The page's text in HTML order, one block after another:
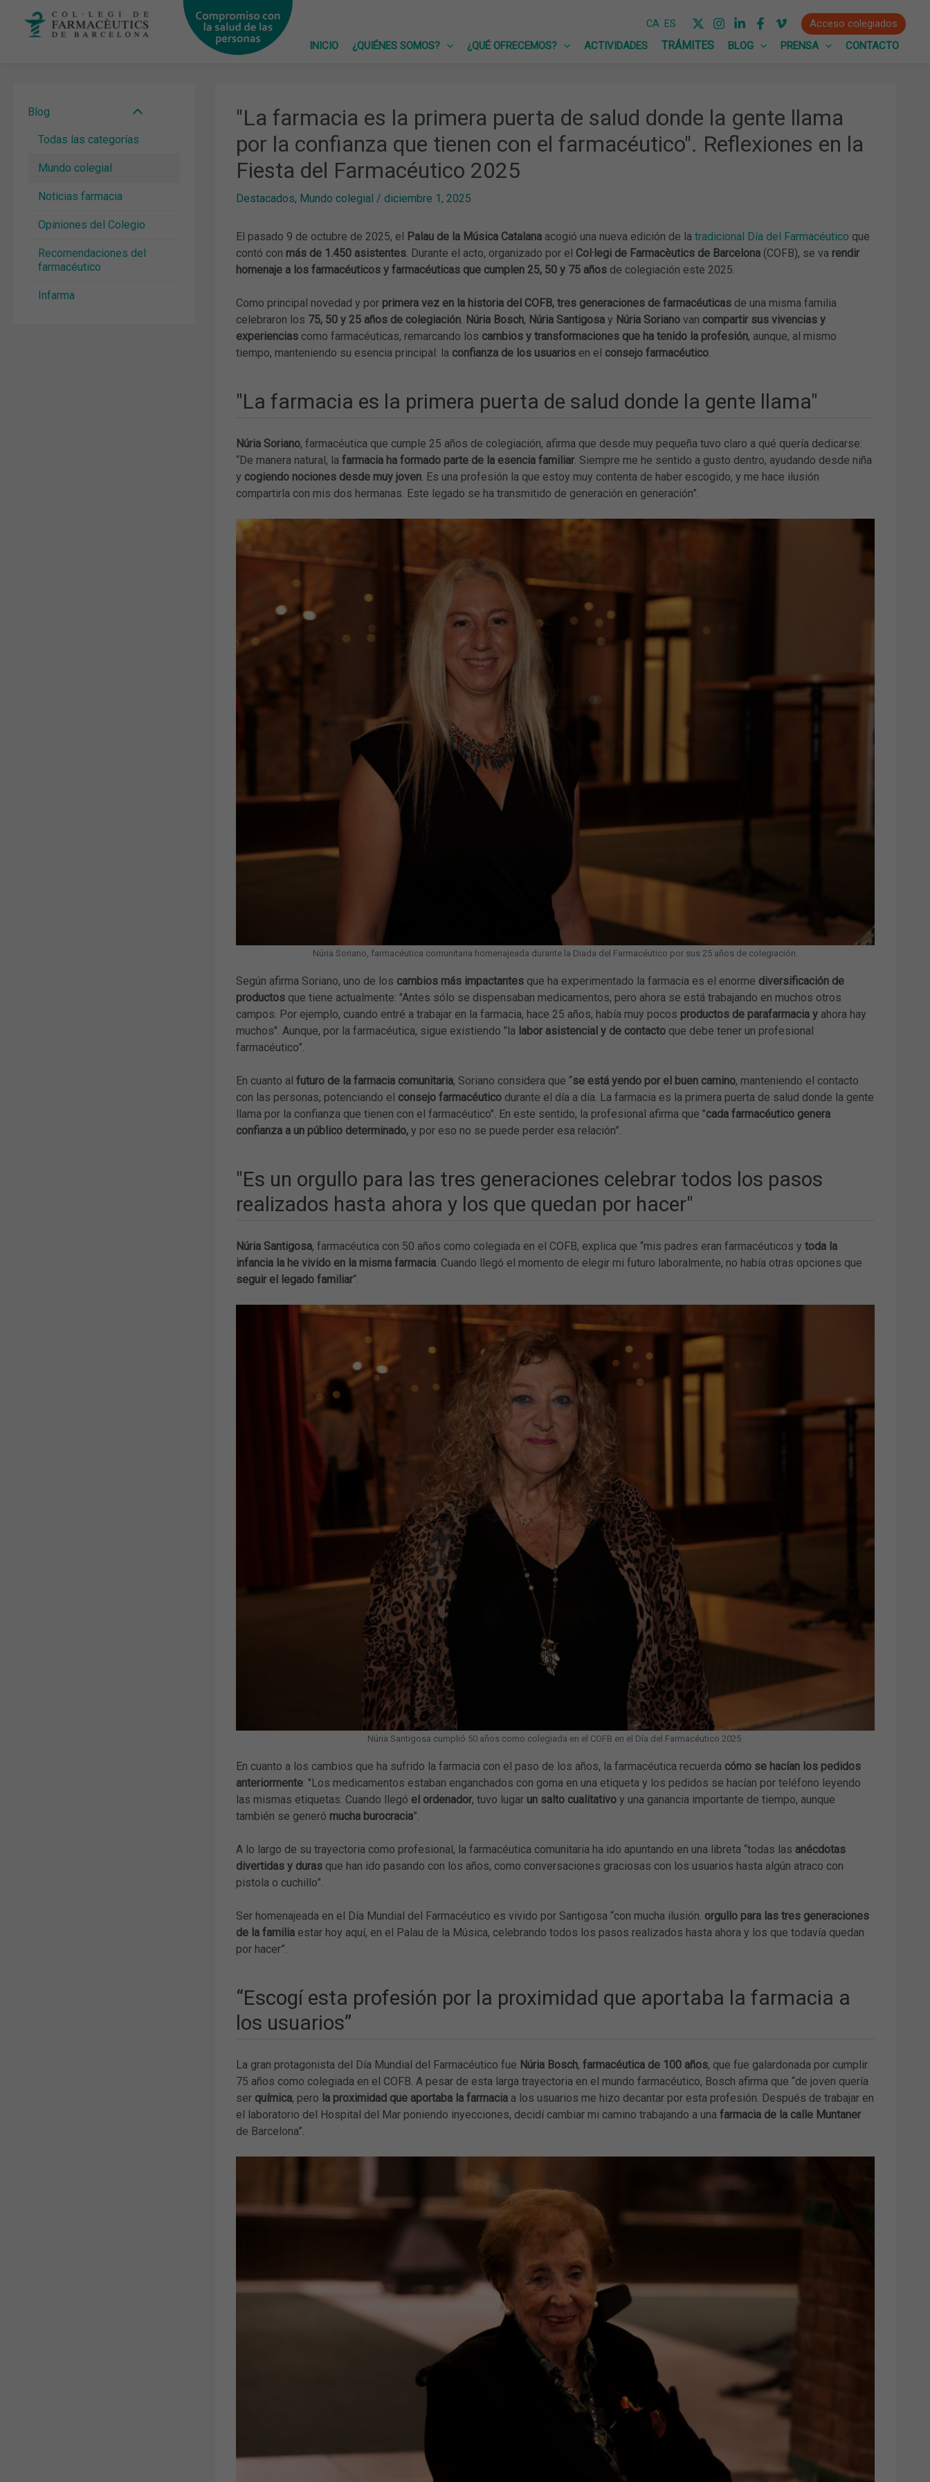
CA ES
Acceso colegiados
INICIO
¿QUIÉNES SOMOS? ¿QUÉ OFRECEMOS? ACTIVIDADES BLOG PRENSA CONTACTO
Blog
Todas las categorías
Mundo colegial
Noticias farmacia
Opiniones del Colegio
Recomendaciones del
farmacéutico
Infarma
"La farmacia es la primera puerta de salud donde la gente llama
por la confianza que tienen con el farmacéutico". Reflexiones en la
Fiesta del Farmacéutico 2025
Destacados, Mundo colegial / diciembre 1, 2025
El pasado 9 de octubre de 2025, el Palau de la Música Catalanaacogió una nueva edición de la tradicional Día del Farmacéutico que
contó con más de 1.450 asistentes. Durante el acto, organizado por el Col·legi de Farmacèutics de Barcelona (COFB), se va rendir
homenaje a los farmacéuticos y farmacéuticas que cumplen 25, 50 y 75 años de colegiación este 2025.
Como principal novedad y por primera vez en la historia del COFB, tres generaciones de farmacéuticasde una misma familia
celebraron los 75, 50 y 25 años de colegiación. Núria Bosch, Núria Santigosay Núria Soriano van compartir sus vivencias y
experiencias como farmacéuticas, remarcando los cambios y transformaciones que ha tenido la profesión, aunque, al mismo
tiempo, manteniendo su esencia principal: la confianza de los usuariosen el consejo farmacéutico.
"La farmacia es la primera puerta de salud donde la gente llama"
Núria Soriano, farmacéutica que cumple 25 años de colegiación, afirma que desde muy pequeña tuvo claro a qué quería dedicarse:
“De manera natural, la farmacia ha formado parte de la esencia familiar. Siempre me he sentido a gusto dentro, ayudando desde niña
y cogiendo nociones desde muy joven. Es una profesión la que estoy muy contenta de haber escogido, y me hace ilusión
compartirla con mis dos hermanas. Este legado se ha transmitido de generación en generación”.
Núria Soriano, farmacéutica comunitaria homenajeada durante la Diada del Farmacéutico por sus 25 años de colegiación.
Según afirma Soriano, uno de los cambios más impactantes que ha experimentado la farmacia es el enorme diversificación de
productosque tiene actualmente: "Antes sólo se dispensaban medicamentos, pero ahora se está trabajando en muchos otros
campos. Por ejemplo, cuando entré a trabajar en la farmacia, hace 25 años, había muy pocos productos de parafarmacia yahora hay
muchos". Aunque, por la farmacéutica, sigue existiendo "la labor asistencial y de contacto que debe tener un profesional
farmacéutico”.
En cuanto al futuro de la farmacia comunitaria, Soriano considera que “se está yendo por el buen camino, manteniendo el contacto
con las personas, potenciando el consejo farmacéutico durante el día a día. La farmacia es la primera puerta de salud donde la gente
llama por la confianza que tienen con el farmacéutico". En este sentido, la profesional afirma que "cada farmacéutico genera
confianza a un público determinado,y por eso no se puede perder esa relación”.
"Es un orgullo para las tres generaciones celebrar todos los pasos
realizados hasta ahora y los que quedan por hacer"
Núria Santigosa, farmacéutica con 50 años como colegiada en el COFB, explica que “mis padres eran farmacéuticos y toda la
infancia la he vivido en la misma farmacia. Cuando llegó el momento de elegir mi futuro laboralmente, no había otras opciones que
seguir el legado familiar“.
Núria Santigosa cumplió 50 años como colegiada en el COFB en el Día del Farmacéutico 2025.
En cuanto a los cambios que ha sufrido la farmacia con el paso de los años, la farmacéutica recuerda cómo se hacían los pedidos
anteriormente: "Los medicamentos estaban enganchados con goma en una etiqueta y los pedidos se hacían por teléfono leyendo
las mismas etiquetas. Cuando llegó el ordenador, tuvo lugar un salto cualitativoy una ganancia importante de tiempo, aunque
también se generó mucha burocracia”.
A lo largo de su trayectoria como profesional, la farmacéutica comunitaria ha ido apuntando en una libreta “todas las anécdotas
divertidas y duras que han ido pasando con los años, como conversaciones graciosas con los usuarios hasta algún atraco con
pistola o cuchillo”.
Ser homenajeada en el Día Mundial del Farmacéutico es vivido por Santigosa “con mucha ilusión. orgullo para las tres generaciones
de la familiaestar hoy aquí, en el Palau de la Música, celebrando todos los pasos realizados hasta ahora y los que todavía quedan
por hacer”.
“Escogí esta profesión por la proximidad que aportaba la farmacia a
los usuarios”
La gran protagonista del Día Mundial del Farmacéutico fue Núria Bosch, farmacéutica de 100 años, que fue galardonada por cumplir
75 años como colegiada en el COFB. A pesar de esta larga trayectoria en el mundo farmacéutico, Bosch afirma que “de joven quería
ser química, pero la proximidad que aportaba la farmacia a los usuarios me hizo decantar por esta profesión. Después de trabajar en
el laboratorio del Hospital del Mar poniendo inyecciones, decidí cambiar mi camino trabajando a una farmacia de la calle Muntaner
de Barcelona”.